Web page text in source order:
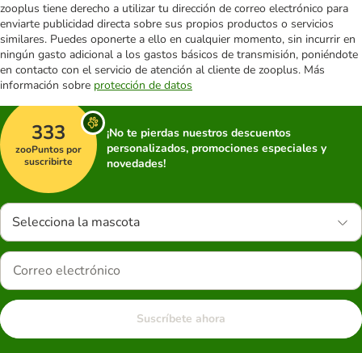
zooplus tiene derecho a utilizar tu dirección de correo electrónico para
enviarte publicidad directa sobre sus propios productos o servicios
similares. Puedes oponerte a ello en cualquier momento, sin incurrir en
ningún gasto adicional a los gastos básicos de transmisión, poniéndote
en contacto con el servicio de atención al cliente de zooplus. Más
información sobre protección de datos
333
zooPuntos por
suscribirte
¡No te pierdas nuestros descuentos
personalizados, promociones especiales y
novedades!
Selecciona la mascota
Suscríbete ahora